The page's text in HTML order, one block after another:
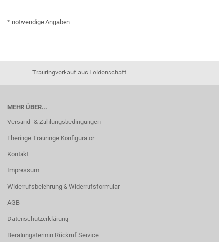
* notwendige Angaben
Trauringverkauf aus Leidenschaft
MEHR ÜBER...
Versand- & Zahlungsbedingungen
Eheringe Trauringe Konfigurator
Kontakt
Impressum
Widerrufsbelehrung & Widerrufsformular
AGB
Datenschutzerklärung
Beratungstermin Rückruf Service